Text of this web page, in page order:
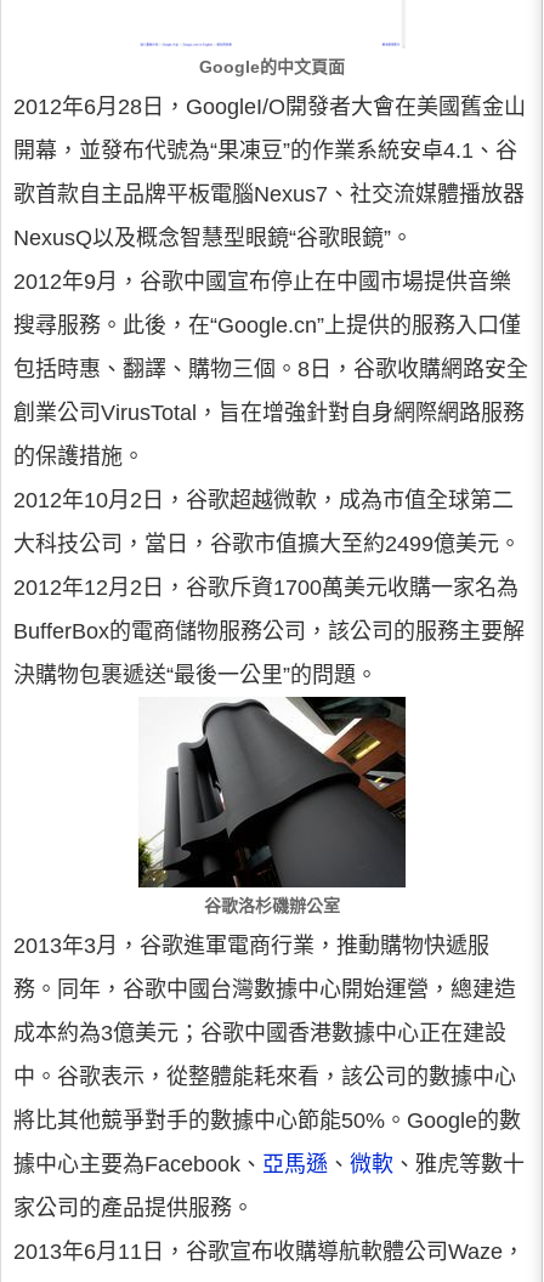
Google的中文頁面
2012年6月28日，GoogleI/O開發者大會在美國舊金山
開幕，並發布代號為“果凍豆”的作業系統安卓4.1、谷
歌首款自主品牌平板電腦Nexus7、社交流媒體播放器
NexusQ以及概念智慧型眼鏡“谷歌眼鏡”。
2012年9月，谷歌中國宣布停止在中國市場提供音樂
搜尋服務。此後，在“Google.cn”上提供的服務入口僅
包括時惠、翻譯、購物三個。8日，谷歌收購網路安全
創業公司VirusTotal，旨在增強針對自身網際網路服務
的保護措施。
2012年10月2日，谷歌超越微軟，成為市值全球第二
大科技公司，當日，谷歌市值擴大至約2499億美元。
2012年12月2日，谷歌斥資1700萬美元收購一家名為
BufferBox的電商儲物服務公司，該公司的服務主要解
決購物包裹遞送“最後一公里”的問題。
谷歌洛杉磯辦公室
2013年3月，谷歌進軍電商行業，推動購物快遞服
務。同年，谷歌中國台灣數據中心開始運營，總建造
成本約為3億美元；谷歌中國香港數據中心正在建設
中。谷歌表示，從整體能耗來看，該公司的數據中心
將比其他競爭對手的數據中心節能50%。Google的數
據中心主要為Facebook、 亞馬遜 、 微軟 、雅虎等數十
家公司的產品提供服務。
2013年6月11日，谷歌宣布收購導航軟體公司Waze，